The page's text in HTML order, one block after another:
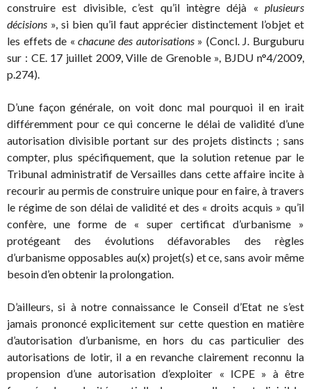
construire est divisible, c’est qu’il intègre déjà « plusieurs
décisions », si bien qu’il faut apprécier distinctement l’objet et
les effets de «chacune des autorisations» (Concl. J. Burguburu
sur : CE. 17 juillet 2009, Ville de Grenoble », BJDU n°4/2009,
p.274).
D’une façon générale, on voit donc mal pourquoi il en irait
différemment pour ce qui concerne le délai de validité d’une
autorisation divisible portant sur des projets distincts ; sans
compter, plus spécifiquement, que la solution retenue par le
Tribunal administratif de Versailles dans cette affaire incite à
recourir au permis de construire unique pour en faire, à travers
le régime de son délai de validité et des « droits acquis » qu’il
confère, une forme de « super certificat d’urbanisme »
protégeant des évolutions défavorables des règles
d’urbanisme opposables au(x) projet(s) et ce, sans avoir même
besoin d’en obtenir la prolongation.
D’ailleurs, si à notre connaissance le Conseil d’Etat ne s’est
jamais prononcé explicitement sur cette question en matière
d’autorisation d’urbanisme, en hors du cas particulier des
autorisations de lotir, il a en revanche clairement reconnu la
propension d’une autorisation d’exploiter « ICPE » à être